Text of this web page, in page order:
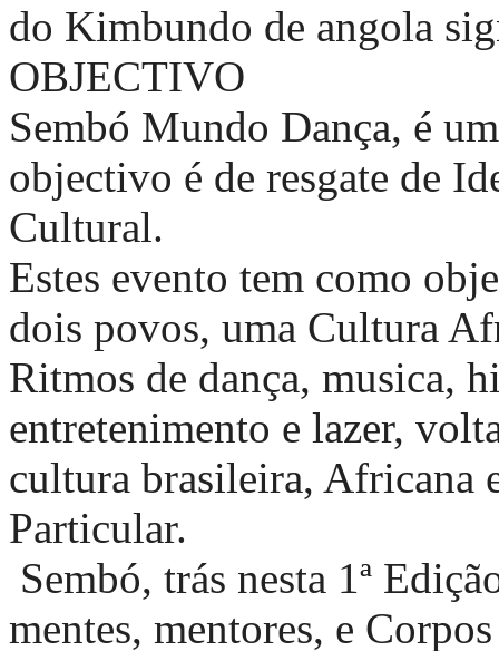
do Kimbundo de angola
OBJECTIVO
Sembó Mundo Dança, é
objectivo é de resgate de
Cultural.
Estes evento tem como
dois povos, uma Cultura
Ritmos de dança, musica,
entretenimento e lazer,
cultura brasileira, Africana
Particular.
Sembó, trás nesta 1ª
mentes, mentores, e